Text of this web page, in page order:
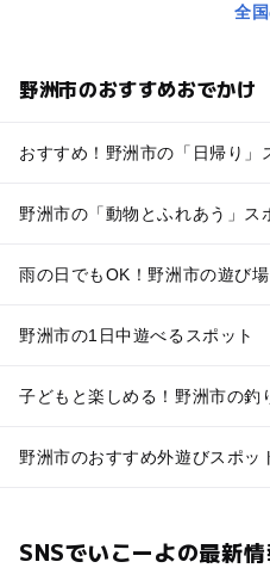
全
野洲市のおすすめおでかけ
おすすめ！野洲市の「日帰り」
野洲市の「動物とふれあう」ス
雨の日でもOK！野洲市の遊び場
野洲市の1日中遊べるスポット
子どもと楽しめる！野洲市の釣
野洲市のおすすめ外遊びスポッ
SNSでいこーよの最新情